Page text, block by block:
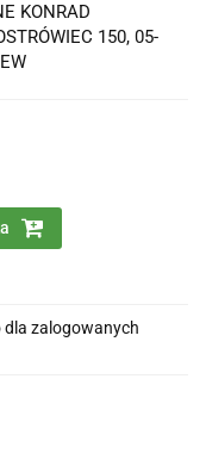
KONRAD
150, 05-
zalogowanych